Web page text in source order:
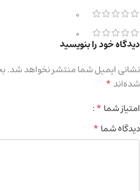
0
0
دیدگاه خود را بنویسید
نشانی ایمیل شما منتشر نخواهد شد.
شده‌اند*
امتیاز شما*
دیدگاه شما*